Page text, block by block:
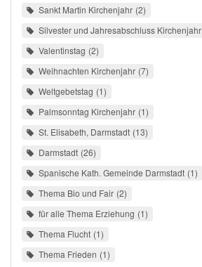
Sankt Martin Kirchenjahr 2
Silvester und Jahresabschluss Kirchenjahr
Valentinstag 2
Weihnachten Kirchenjahr 7
Weltgebetstag 1
Palmsonntag Kirchenjahr 1
St. Elisabeth, Darmstadt 13
Darmstadt 26
Spanische Kath. Gemeinde Darmstadt 1
Thema Bio und Fair 2
für alle Thema Erziehung 1
Thema Flucht 1
Thema Frieden 1